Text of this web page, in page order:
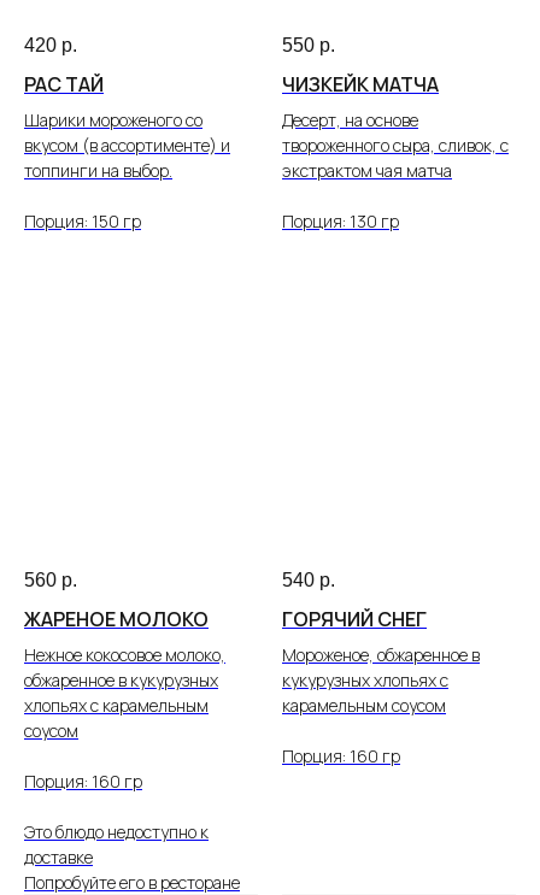
420 р.
РАС ТАЙ
Шарики мороженого со
вкусом (в ассортименте) и
топпинги на выбор.
Порция: 150 гр
550 р.
ЧИЗКЕЙК МАТЧА
Десерт, на основе
твороженного сыра, сливок, с
экстрактом чая матча
Порция: 130 гр
560 р.
ЖАРЕНОЕ МОЛОКО
Нежное кокосовое молоко,
обжаренное в кукурузных
хлопьях с карамельным
соусом
Порция: 160 гр
Это блюдо недоступно к
доставке
Попробуйте его в ресторане
540 р.
ГОРЯЧИЙ СНЕГ
Мороженое, обжаренное в
кукурузных хлопьях с
карамельным соусом
Порция: 160 гр